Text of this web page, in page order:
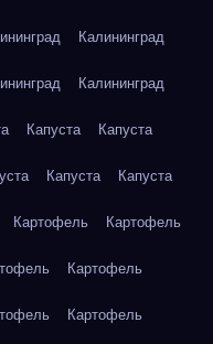
Калининград
Калининград
Капуста Капуста
Капуста Капуста
Картофель Картофель
Картофель
Картофель